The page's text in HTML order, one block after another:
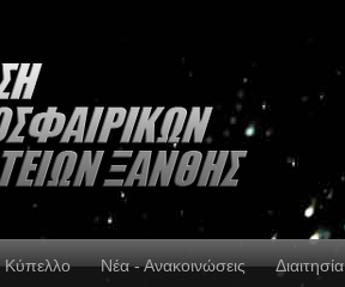
Κύπελλο Νέα - Ανακοινώσεις Διαιτησία